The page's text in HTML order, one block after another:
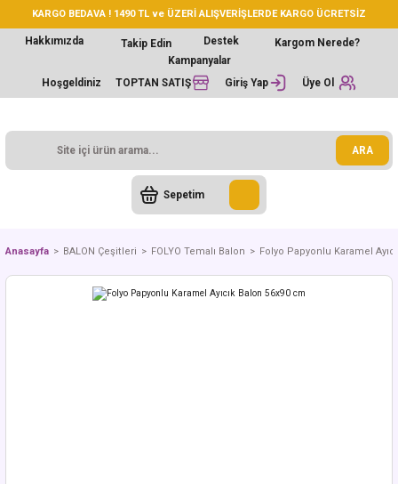
KARGO BEDAVA ! 1490 TL ve ÜZERİ ALIŞVERİŞLERDE KARGO ÜCRETSİZ
Hakkımızda Takip Edin Destek
Kargom Nerede?
Kampanyalar
Hoşgeldiniz
TOPTAN SATIŞ Giriş Yap Üye Ol
ARA
Sepetim
Anasayfa BALON Çeşitleri FOLYO Temalı Balon Folyo Papyonlu Karamel